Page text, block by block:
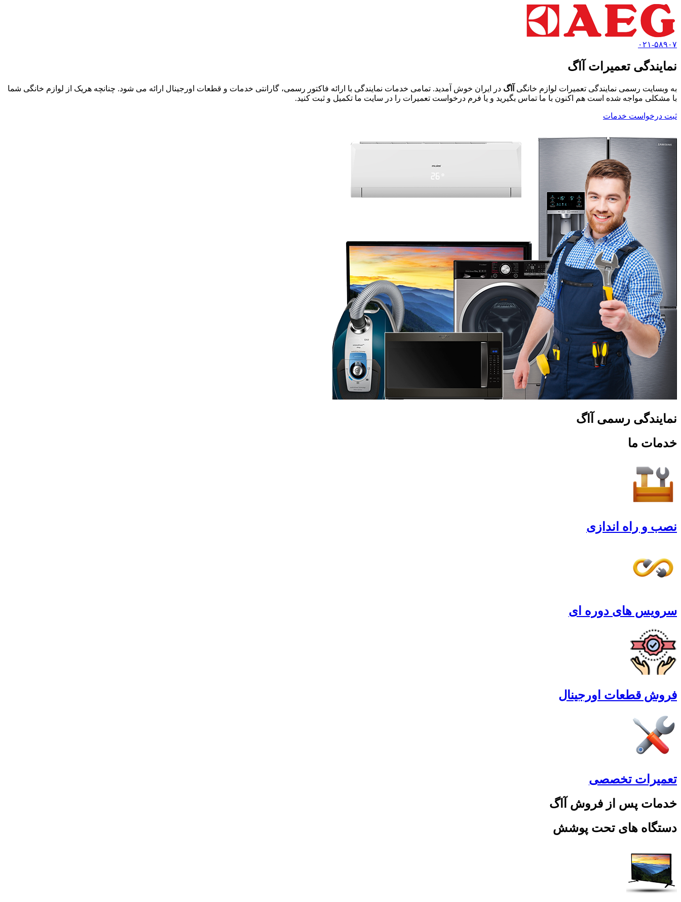
۰۲۱-۵۸۹۰۷
نمایندگی تعمیرات آاگ
به وبسایت رسمی نمایندگی تعمیرات لوازم خانگی آاگ در ایران خوش آمدید. تمامی خدمات نمایندگی با ارائه فاکتور رسمی، گارانتی خدمات و قطعات اورجینال ارائه می شود. چنانچه هریک از لوازم خانگی شما
با مشکلی مواجه شده است هم اکنون با ما تماس بگیرید و یا فرم درخواست تعمیرات را در سایت ما تکمیل و ثبت کنید.
ثبت درخواست خدمات
نمایندگی رسمی آاگ
خدمات ما
نصب و راه اندازی
سرویس های دوره ای
فروش قطعات اورجینال
تعمیرات تخصصی
خدمات پس از فروش آاگ
دستگاه های تحت پوشش